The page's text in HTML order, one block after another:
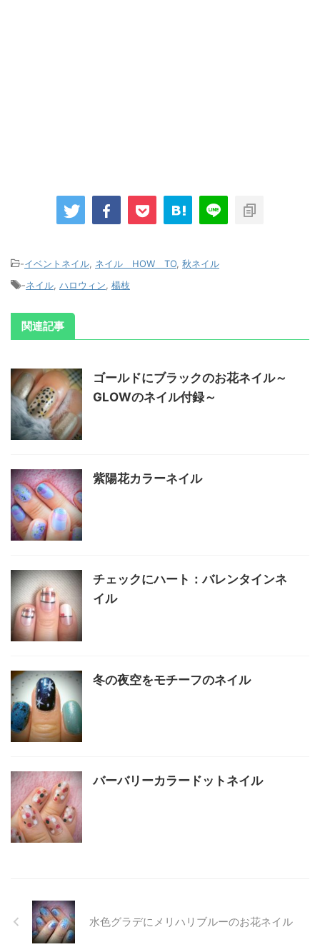
-イベントネイル ネイル HOW TO 秋ネイル
-ネイル ハロウィン 楊枝
関連記事
ゴールドにブラックのお花ネイル～
GLOWのネイル付録～
紫陽花カラーネイル
チェックにハート：バレンタインネ
イル
冬の夜空をモチーフのネイル
バーバリーカラードットネイル
水色グラデにメリハリブルーのお花ネイル